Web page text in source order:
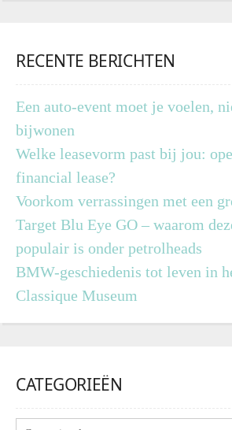
RECENTE BERICHTEN
Een auto-event moet je voelen,
bijwonen
Welke leasevorm past bij jou:
financial lease?
Voorkom verrassingen met een
Target Blu Eye GO – waarom
populair is onder petrolheads
BMW-geschiedenis tot leven in
Classique Museum
CATEGORIEËN